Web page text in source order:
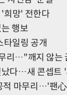
'희망' 전한다
행보
타일링 공개
리…"깨지 않는
났다…새 콘셉트
적 마무리…'팬